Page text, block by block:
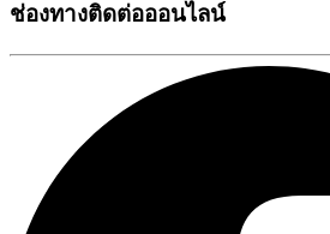
ช่องทางติดต่อออนไลน์